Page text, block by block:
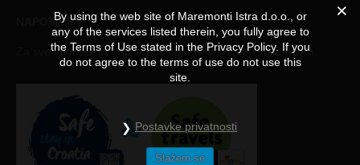
NAPOMENA
Za sve informacije i upite dostupni smo mailom i telefonom.
By using the web site of Maremonti Istra d.o.o., or
any of the services listed therein, you fully agree to
the Terms of Use stated in the Privacy Policy. If you
do not agree to the terms of use do not use this
site.
Postavke privatnosti
Slažem se